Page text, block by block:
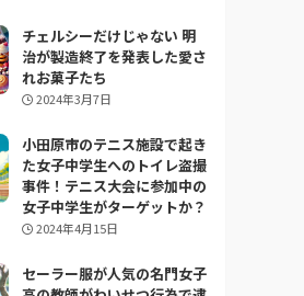
チェルシーだけじゃない 明
治が製造終了を発表した愛さ
れお菓子たち
2024年3月7日
小田原市のテニス施設で起き
た女子中学生へのトイレ盗撮
事件！テニス大会に参加中の
女子中学生がターゲットか？
2024年4月15日
セーラー服が人気の名門女子